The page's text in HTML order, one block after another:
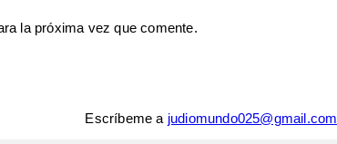
la próxima vez que comente.
Escríbeme a judiomundo025@gmail.com